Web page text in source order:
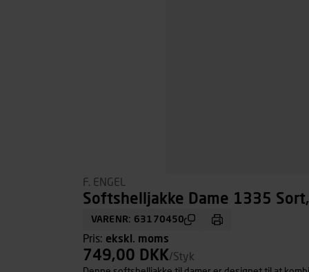
F. ENGEL
Softshelljakke Dame 1335
VARENR: 63170450
Pris: ekskl. moms
749,00 DKK/Styk